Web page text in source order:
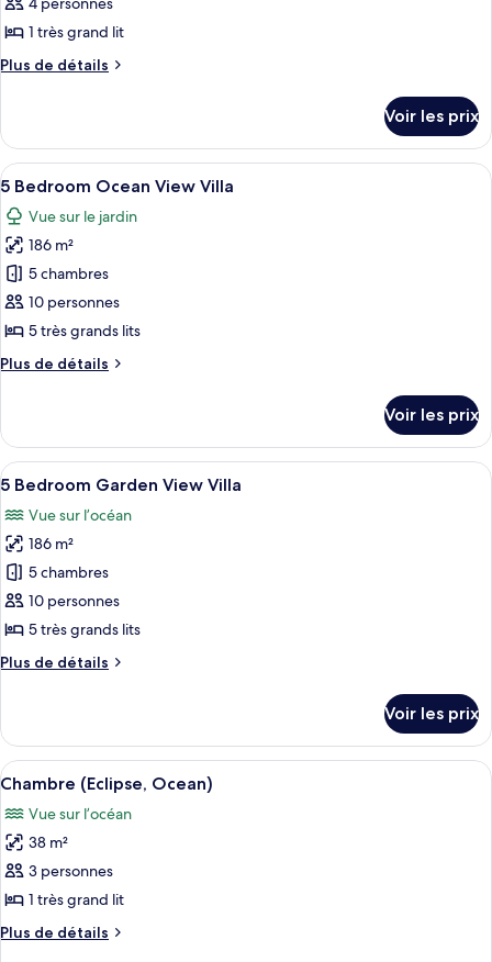
(Resort)
ce
type
de
Suite
(Pool)
1 très grand lit
Plus de détails
Plus
le
type
de
Suite
(Pool)
Voir les prix
Afficher
toutes
les
photos
pour
ce
type
chambre :
Ocean
View
Une salle de bain équipée d’un
1
5 Bedroom Ocean View Villa
Vue sur le jardin
186 m²
5 chambres
10 personnes
5 très grands lits
Plus de détails
Plus
le
type
de
5
Bedroom
Ocean
View
Villa
Voir les prix
Afficher
toutes
les
photos
pour
ce
type
chambre :
Garden
View
Une chambre d’hôtel avec deux lits,
5
5 Bedroom Garden View Villa
Vue sur l’océan
186 m²
5 chambres
10 personnes
5 très grands lits
Plus de détails
Plus
le
type
de
5
Bedroom
View
Villa
Voir les prix
Afficher
toutes
les
photos
pour
ce
type
de
Une chambre d’hôtel comprenant
4
Chambre (Eclipse, Ocean)
Vue sur l’océan
38 m²
3 personnes
1 très grand lit
Plus de détails
Plus